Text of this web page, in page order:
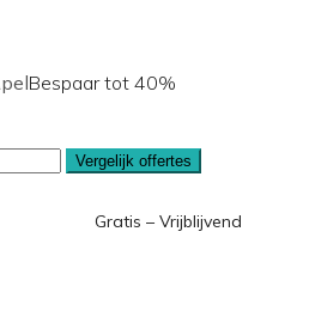
Bespaar tot 40%
Vergelijk offertes
Gratis – Vrijblijvend